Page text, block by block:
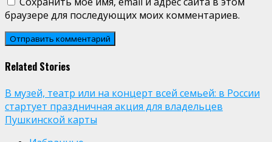
браузере для последующих моих комментариев.
Related Stories
В музей, театр или на концерт всей семьей: в России
стартует праздничная акция для владельцев
Пушкинской карты